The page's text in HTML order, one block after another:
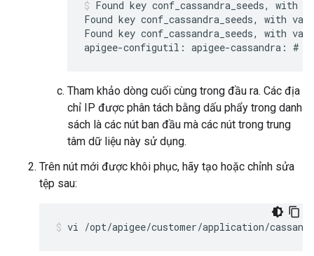
Found key conf_cassandra_seeds,
Found key conf_cassandra_seeds, with
Found key conf_cassandra_seeds, with
apigee-configutil: apigee-cassandra: #
Tham khảo dòng cuối cùng trong đầu ra. Các địa
chỉ IP được phân tách bằng dấu phẩy trong danh
sách là các nút ban đầu mà các nút trong trung
tâm dữ liệu này sử dụng.
Trên nút mới được khôi phục, hãy tạo hoặc chỉnh sửa
tệp sau:
vi /opt/apigee/customer/application/